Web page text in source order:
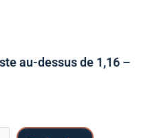
au-dessus de 1,16 –